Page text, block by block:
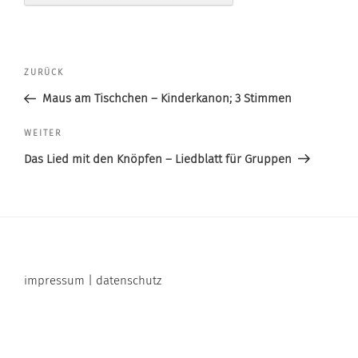
Beitragsnavigation
Vorheriger
Beitrag
ZURÜCK
Maus am Tischchen – Kinderkanon; 3 Stimmen
Nächster
Beitrag
WEITER
Das Lied mit den Knöpfen – Liedblatt für Gruppen
impressum | datenschutz